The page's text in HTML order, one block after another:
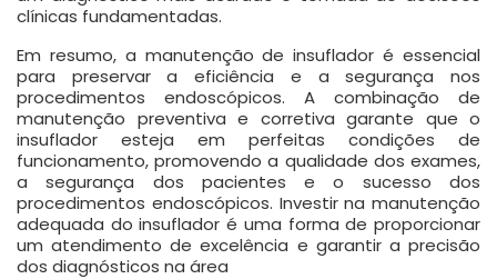
clínicas fundamentadas.
Em resumo, a manutenção de insuflador é essencial
para preservar a eficiência e a segurança nos
procedimentos endoscópicos. A combinação de
manutenção preventiva e corretiva garante que o
insuflador esteja em perfeitas condições de
funcionamento, promovendo a qualidade dos exames,
a segurança dos pacientes e o sucesso dos
procedimentos endoscópicos. Investir na manutenção
adequada do insuflador é uma forma de proporcionar
um atendimento de excelência e garantir a precisão
dos diagnósticos na área